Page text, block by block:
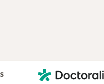
Contato
Doctoralia - Homepage